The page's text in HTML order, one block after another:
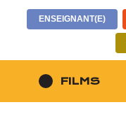
ENSEIGNANT(E)
FILMS